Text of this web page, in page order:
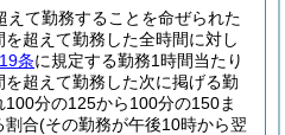
えて勤務することを命ぜられた
超えて勤務した全時間に対し
条に規定する勤務1時間当たり
超えて勤務した次に掲げる勤
分の125から100分の150ま
割合(その勤務が午後10時から翌